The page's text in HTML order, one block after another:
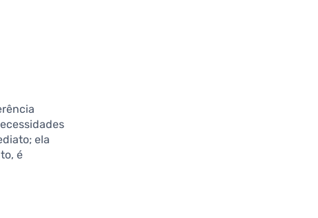
ela
é